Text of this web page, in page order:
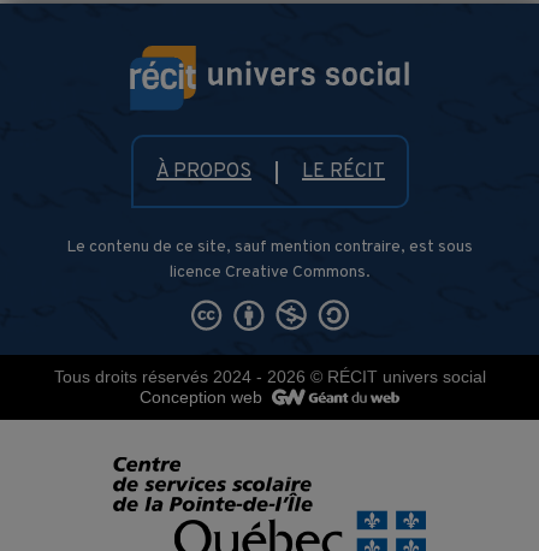
À PROPOS LE RÉCIT
Le contenu de ce site, sauf mention contraire, est sous
licence Creative Commons.
Tous droits réservés 2024 - 2026 © RÉCIT univers social
Conception web